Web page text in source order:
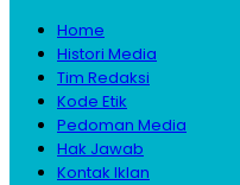
Home
Histori Media
Tim Redaksi
Kode Etik
Pedoman Media
Hak Jawab
Kontak Iklan